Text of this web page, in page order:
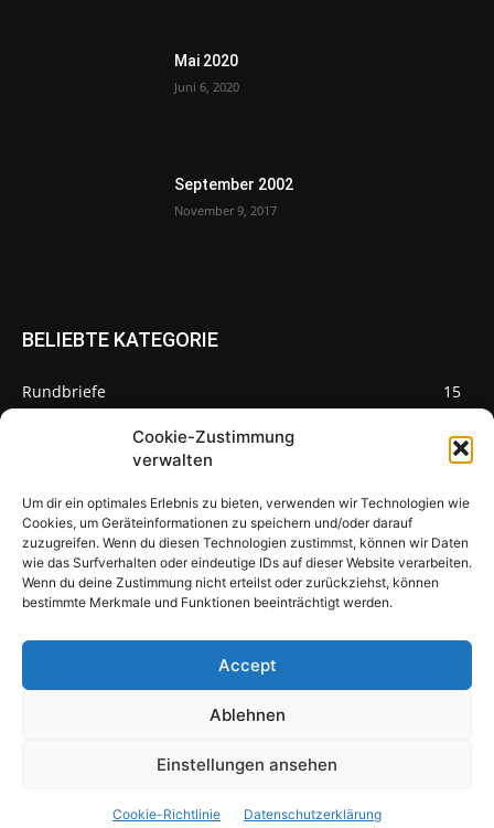
Cookie-Zustimmung
verwalten
Um dir ein optimales Erlebnis zu bieten, verwenden wir Technologien wie
Cookies, um Geräteinformationen zu speichern und/oder darauf
zuzugreifen. Wenn du diesen Technologien zustimmst, können wir Daten
wie das Surfverhalten oder eindeutige IDs auf dieser Website verarbeiten.
Wenn du deine Zustimmung nicht erteilst oder zurückziehst, können
bestimmte Merkmale und Funktionen beeinträchtigt werden.
Accept
Ablehnen
Einstellungen ansehen
Cookie-Richtlinie Datenschutzerklärung
Mai 2020
Juni 6, 2020
September 2002
November 9, 2017
BELIEBTE KATEGORIE
Rundbriefe
15
Pilzseite
Seltene Pilze aus Mainfranken und
Deutschland
© Newspaper WordPress Theme by TagDiv
Datenschutzerklärung
Cookie-Richtlinie (EU)